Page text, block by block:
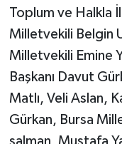
Toplum ve Halkla
Milletvekili Belgin
Milletvekili Emine
Başkanı Davut
Matlı, Veli Aslan,
Gürkan, Bursa
salman, Mustafa